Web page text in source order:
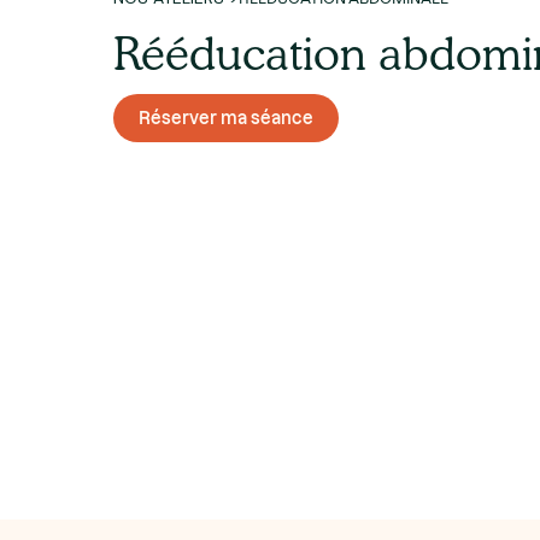
Rééducation
Réserver ma séance